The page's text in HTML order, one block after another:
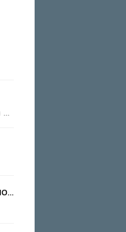
Ты заставлял меня сосать полная